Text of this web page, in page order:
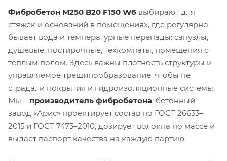
Фибробетон М250 B20 F150 W6 выбирают для
стяжек и оснований в помещениях, где регулярно
бывает вода и температурные перепады: санузлы,
душевые, постирочные, техкомнаты, помещения с
тёплым полом. Здесь важны плотность структуры и
управляемое трещинообразование, чтобы не
страдали покрытия и гидроизоляционные системы.
Мы – производитель фибробетона: бетонный
завод «Арис» проектирует состав по ГОСТ 26633–
2015 и ГОСТ 7473–2010, дозирует волокна по массе и
выдаёт паспорт качества на каждую партию.